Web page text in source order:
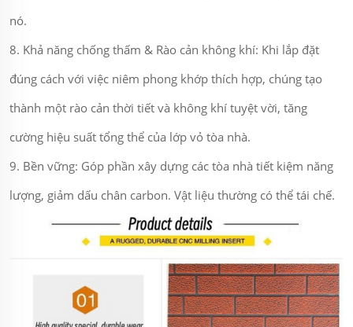
nó.
8. Khả năng chống thấm & Rào cản không khí: Khi lắp đặt
đúng cách với việc niêm phong khớp thích hợp, chúng tạo
thành một rào cản thời tiết và không khí tuyệt vời, tăng
cường hiệu suất tổng thể của lớp vỏ tòa nhà.
9. Bền vững: Góp phần xây dựng các tòa nhà tiết kiệm năng
lượng, giảm dấu chân carbon. Vật liệu thường có thể tái chế.